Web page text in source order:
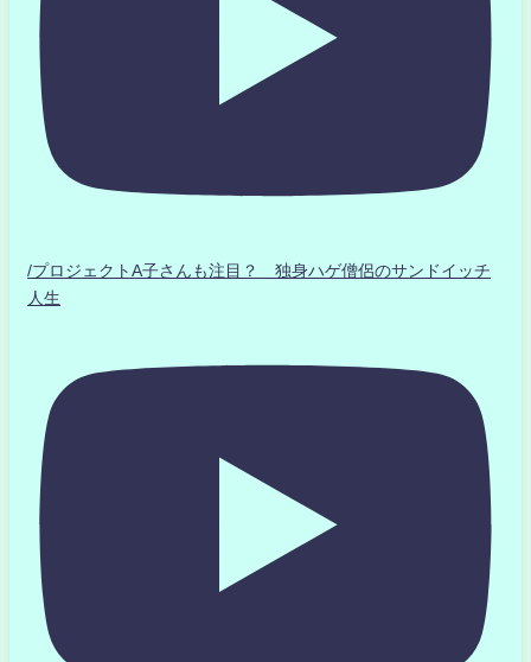
/プロジェクトA子さんも注目？ 独身ハゲ僧侶のサンドイッチ
人生